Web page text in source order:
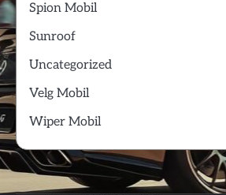
Spion Mobil
Sunroof
Uncategorized
Velg Mobil
Wiper Mobil